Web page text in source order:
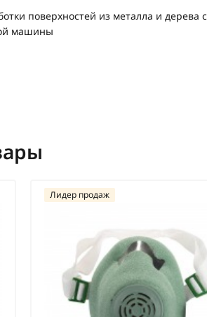
поверхностей из металла и дерева с
машины
Лидер продаж